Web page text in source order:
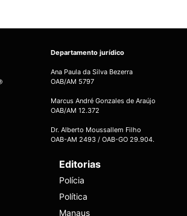
Departamento jurídico
Ana Paula da Silva Bezerra
OAB/AM 5797
Marcus André Gonzales de Araújo
OAB/AM 12.372
Dr. Alberto Moussallem Filho
OAB-AM 2493 / OAB-GO 29.904.
Editorias
Polícia
Política
Manaus